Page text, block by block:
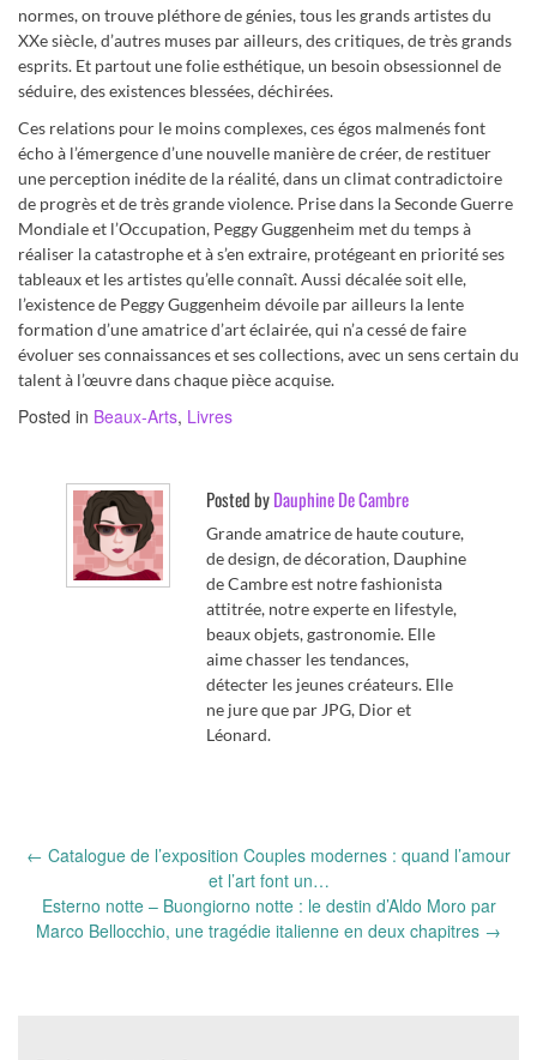
normes, on trouve pléthore de génies, tous les grands artistes du
XXe siècle, d’autres muses par ailleurs, des critiques, de très grands
esprits. Et partout une folie esthétique, un besoin obsessionnel de
séduire, des existences blessées, déchirées.
Ces relations pour le moins complexes, ces égos malmenés font
écho à l’émergence d’une nouvelle manière de créer, de restituer
une perception inédite de la réalité, dans un climat contradictoire
de progrès et de très grande violence. Prise dans la Seconde Guerre
Mondiale et l’Occupation, Peggy Guggenheim met du temps à
réaliser la catastrophe et à s’en extraire, protégeant en priorité ses
tableaux et les artistes qu’elle connaît. Aussi décalée soit elle,
l’existence de Peggy Guggenheim dévoile par ailleurs la lente
formation d’une amatrice d’art éclairée, qui n’a cessé de faire
évoluer ses connaissances et ses collections, avec un sens certain du
talent à l’œuvre dans chaque pièce acquise.
Posted in Beaux-Arts, Livres
Posted byDauphine De Cambre
Grande amatrice de haute couture,
de design, de décoration, Dauphine
de Cambre est notre fashionista
attitrée, notre experte en lifestyle,
beaux objets, gastronomie. Elle
aime chasser les tendances,
détecter les jeunes créateurs. Elle
ne jure que par JPG, Dior et
Léonard.
Post
← Catalogue de l’exposition Couples modernes : quand l’amour
et l’art font un…
Esterno notte – Buongiorno notte : le destin d’Aldo Moro par
Marco Bellocchio, une tragédie italienne en deux chapitres →